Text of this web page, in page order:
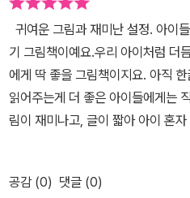
귀여운 그림과 재미난 설정. 아이
기 그림책이예요.우리 아이처럼 더
에게 딱 좋을 그림책이지요. 아직
읽어주는게 더 좋은 아이들에게는
림이 재미나고, 글이 짧아 아이 혼
는데 놀랍게도 50여년전에 쓰여진
어도 재미날만큼 너무나 신선한 책
공감 (0) 댓글 (0)